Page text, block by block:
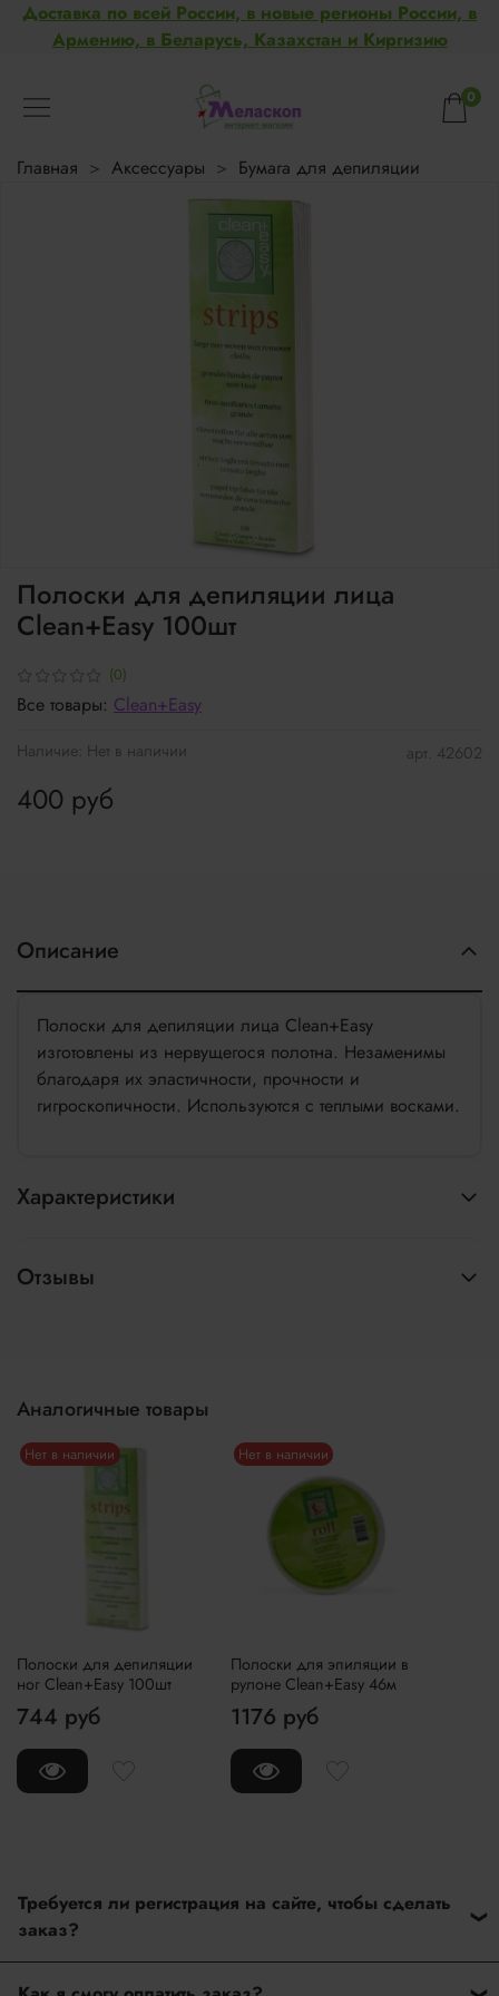
Доставка по всей России, в новые регионы России, в
Армению, в Беларусь, Казахстан и Киргизию
0
Главная Аксессуары Бумага для депиляции
(0)
арт. 42602
Наличие: Нет в наличии
Полоски для депиляции лица
Clean+Easy 100шт
400 руб
Все товары: Clean+Easy
Описание
Полоски для депиляции лица Clean+Easy
изготовлены из нервущегося полотна. Незаменимы
благодаря их эластичности, прочности и
гигроскопичности. Используются с теплыми восками.
Характеристики
Отзывы
Аналогичные товары
Нет в наличии
Полоски для депиляции
ног Clean+Easy 100шт
744 руб
Нет в наличии
Полоски для эпиляции в
рулоне Clean+Easy 46м
1176 руб
Требуется ли регистрация на сайте, чтобы сделать
заказ?